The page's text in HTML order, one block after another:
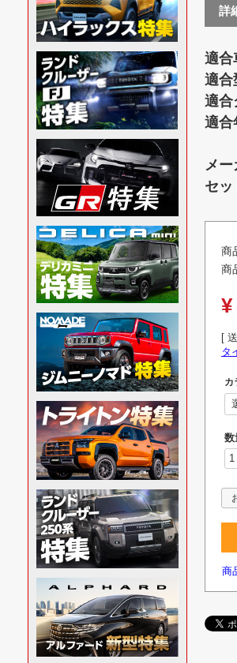
詳
適合
適合
適合
適合
メー
セッ
商
商
¥
タ
カ
商